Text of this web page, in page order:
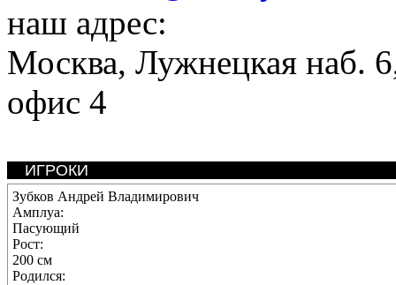
наш адрес:
Москва, Лужнецкая наб.
офис 4
ИГРОКИ
Зубков Андрей Владимирович
Амплуа:
Пасующий
Рост:
200 см
Родился: